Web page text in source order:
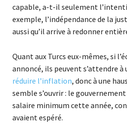
capable, a-t-il seulement
exemple, l’indépendance de la
aussi qu’il arrive à redonner
Quant aux Turcs eux-mêmes, si
annoncé, ils peuvent s’attendre
réduire l’inflation, donc à une
semble s’ouvrir : le
salaire minimum cette année,
avaient espéré.